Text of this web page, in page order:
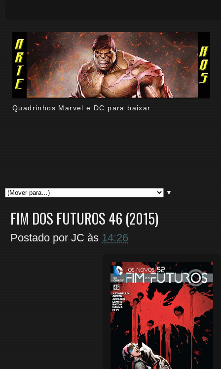
Quadrinhos Marvel e DC para baixar.
▼
FIM DOS FUTUROS 46 (2015)
Postado por JC às 14:26